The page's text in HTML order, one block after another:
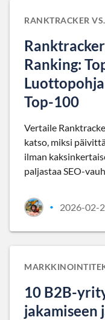
RANKTRACKER VS.
Ranking:
Top-100
Vertaile
katso, miksi
ilman
paljastaa SEO-
• 2026-02-
10 B2B-
jakamiseen